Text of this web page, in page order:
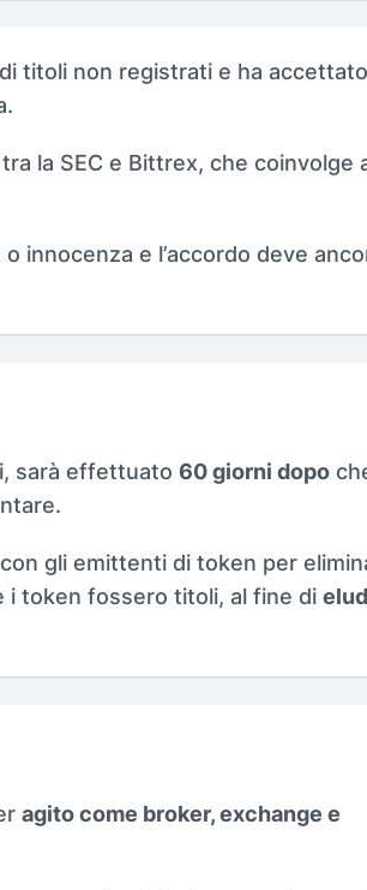
titoli non registrati e ha
tra la SEC e Bittrex, che coinvolge
innocenza e l’accordo deve
sarà effettuato 60 giorni dopo
gli emittenti di token per
i token fossero titoli, al fine di
agito come broker, exchange e